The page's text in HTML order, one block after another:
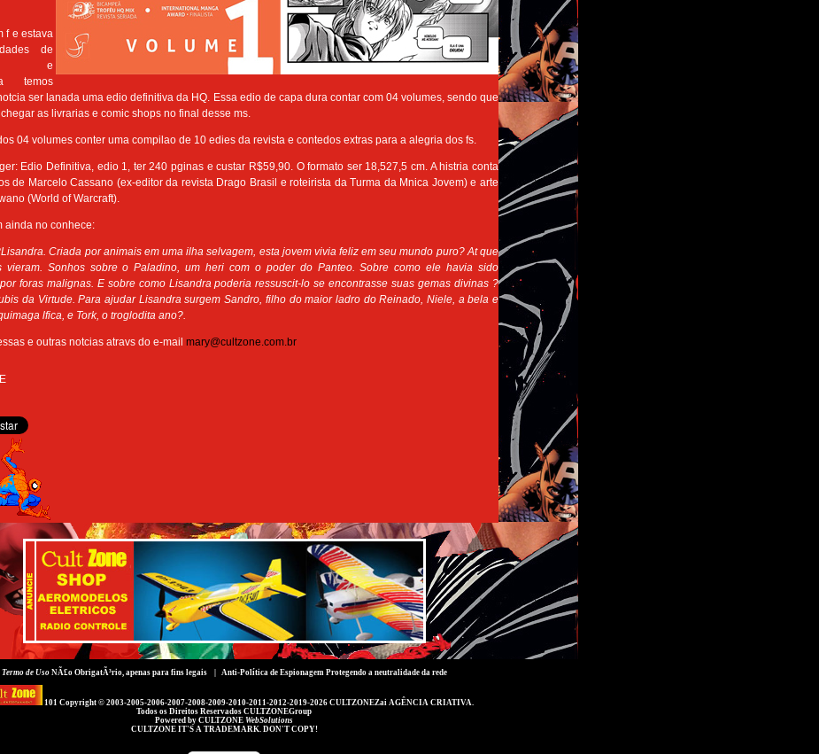
f e estava
de
e
temos
ser lanada uma edio definitiva da HQ. Essa edio de capa dura contar com 04 volumes, sendo que
as livrarias e comic shops no final desse ms.
04 volumes conter uma compilao de 10 edies da revista e contedos extras para a alegria dos fs.
Edio Definitiva, edio 1, ter 240 pginas e custar R$59,90. O formato ser 18,527,5 cm. A histria conta
de Marcelo Cassano (ex-editor da revista Drago Brasil e roteirista da Turma da Mnica Jovem) e arte
(World of Warcraft).
ainda no conhece:
Criada por animais em uma ilha selvagem, esta jovem vivia feliz em seu mundo puro? At que
vieram. Sonhos sobre o Paladino, um heri com o poder do Panteo. Sobre como ele havia sido
foras malignas. E sobre como Lisandra poderia ressuscit-lo se encontrasse suas gemas divinas ?
da Virtude. Para ajudar Lisandra surgem Sandro, filho do maior ladro do Reinado, Niele, a bela e
lfica, e Tork, o troglodita ano?.
e outras notcias atravs do e-mail mary@cultzone.com.br
Termo de UsoNÃ£o ObrigatÃ³rio, apenas para fins legais | Anti-Política de EspionagemProtegendo a neutralidade da rede
101 Copyright © 2003-2005-2006-2007-2008-2009-2010-2011-2012-2019-2026 CULTZONEZai AGÊNCIA CRIATIVA.
Todos os Direitos Reservados CULTZONEGroup
Powered by CULTZONE WebSolutions
CULTZONE IT'S A TRADEMARK. DON'T COPY!